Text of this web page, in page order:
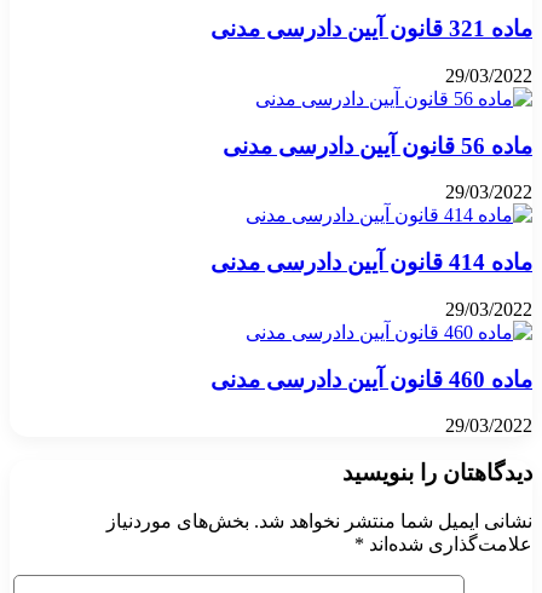
ماده 321 قانون آیین دادرسی مدنی
29/03/2022
ماده 56 قانون آیین دادرسی مدنی
29/03/2022
ماده 414 قانون آیین دادرسی مدنی
29/03/2022
ماده 460 قانون آیین دادرسی مدنی
29/03/2022
دیدگاهتان را بنویسید
نشانی ایمیل شما منتشر نخواهد شد. بخش‌های موردنیاز
علامت‌گذاری شده‌اند *